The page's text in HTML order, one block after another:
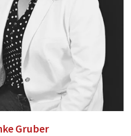
Gruber